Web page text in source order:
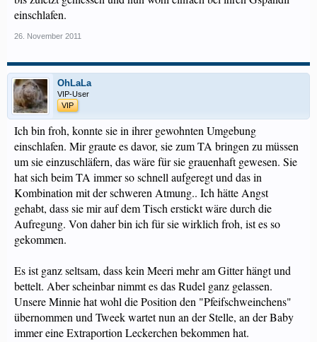
einschlafen.
26. November 2011
OhLaLa
VIP-User
VIP
Ich bin froh, konnte sie in ihrer gewohnten Umgebung
einschlafen. Mir graute es davor, sie zum TA bringen zu müssen
um sie einzuschläfern, das wäre für sie grauenhaft gewesen. Sie
hat sich beim TA immer so schnell aufgeregt und das in
Kombination mit der schweren Atmung.. Ich hätte Angst
gehabt, dass sie mir auf dem Tisch erstickt wäre durch die
Aufregung. Von daher bin ich für sie wirklich froh, ist es so
gekommen.
Es ist ganz seltsam, dass kein Meeri mehr am Gitter hängt und
bettelt. Aber scheinbar nimmt es das Rudel ganz gelassen.
Unsere Minnie hat wohl die Position den "Pfeifschweinchens"
übernommen und Tweek wartet nun an der Stelle, an der Baby
immer eine Extraportion Leckerchen bekommen hat.